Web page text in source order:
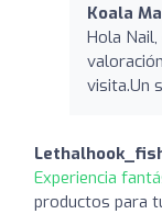
Koala
Hola
visita.Un
Experiencia
productos para